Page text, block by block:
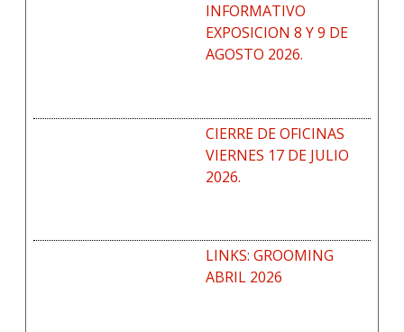
INFORMATIVO
EXPOSICION 8 Y 9 DE
AGOSTO 2026.
CIERRE DE OFICINAS
VIERNES 17 DE JULIO
2026.
LINKS: GROOMING
ABRIL 2026